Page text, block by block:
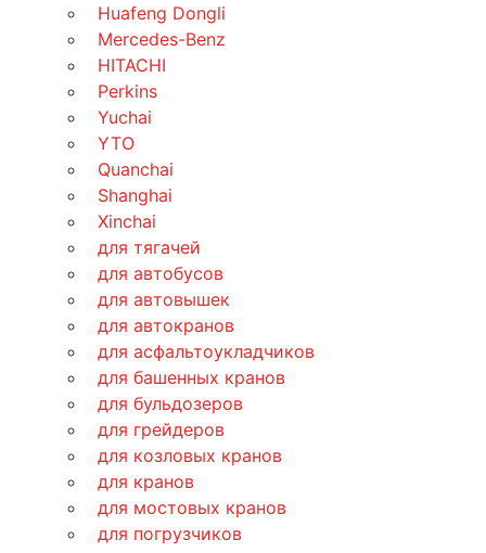
Huafeng Dongli
Mercedes-Benz
HITACHI
Perkins
Yuchai
YTO
Quanchai
Shanghai
Xinchai
для тягачей
для автобусов
для автовышек
для автокранов
для асфальтоукладчиков
для башенных кранов
для бульдозеров
для грейдеров
для козловых кранов
для кранов
для мостовых кранов
для погрузчиков